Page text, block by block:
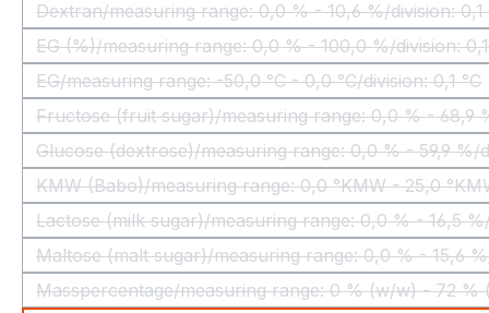
Dextran/measuring range: 0,0 % - 10,6 %/division: 0,1
(Questa opzione non è al
EG (%)/measuring range: 0,0 % - 100,0 %/division:
(Questa opzione non è al
EG/measuring range: -50,0 °C - 0,0 °C/division: 0,1 °C
(Questa opzione non è al
Fructose (fruit sugar)/measuring range: 0,0 % - 68,9
(Questa opzione non
Glucose (dextrose)/measuring range: 0,0 % - 59,9 %/
(Questa opzione non è
KMW (Babo)/measuring range: 0,0 °KMW - 25,0
(Questa opzione
Lactose (milk sugar)/measuring range: 0,0 % - 16,5
(Questa opzione non
Maltose (malt sugar)/measuring range: 0,0 % - 15,6
(Questa opzione non
Masspercentage/measuring range: 0 % (w/w) - 72 %
(Questa